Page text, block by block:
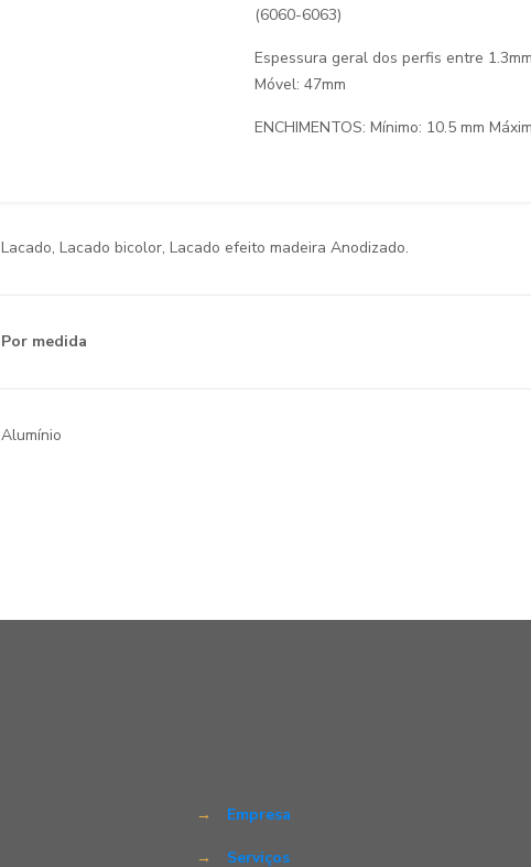
(6060-6063)
Espessura geral dos perfis entre
Móvel: 47mm
ENCHIMENTOS: Mínimo: 10.5 mm
Lacado, Lacado bicolor, Lacado efeito madeira Anodizado.
Por medida
Alumínio
→ Empresa
→ Serviços